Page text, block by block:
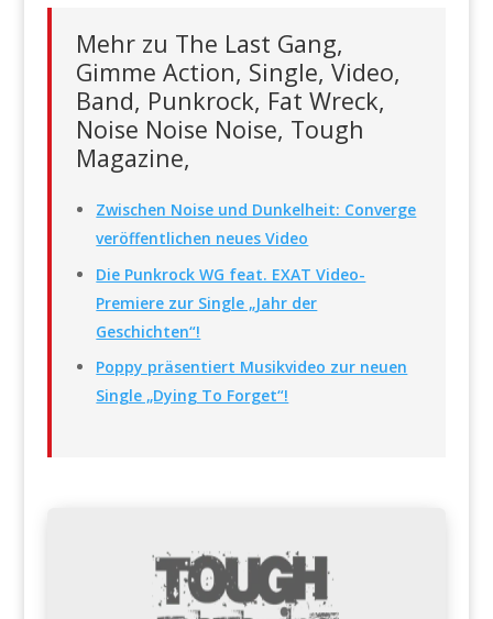
Mehr zu The Last Gang,
Gimme Action, Single, Video,
Band, Punkrock, Fat Wreck,
Noise Noise Noise, Tough
Magazine,
Zwischen Noise und Dunkelheit: Converge
veröffentlichen neues Video
Die Punkrock WG feat. EXAT Video-
Premiere zur Single „Jahr der
Geschichten“!
Poppy präsentiert Musikvideo zur neuen
Single „Dying To Forget“!